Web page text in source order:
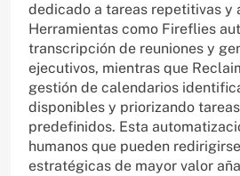
dedicado a tareas repetitivas y
Herramientas como Fireflies
transcripción de reuniones y
ejecutivos, mientras que
gestión de calendarios
disponibles y priorizando
predefinidos. Esta
humanos que pueden
estratégicas de mayor valor